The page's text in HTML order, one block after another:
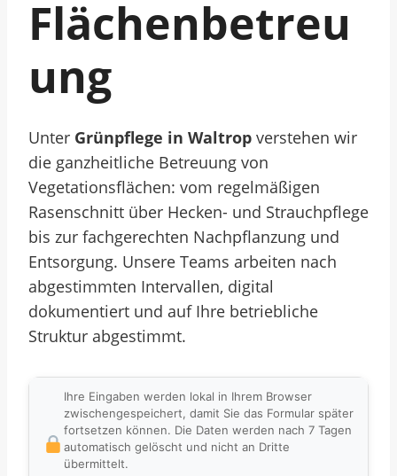
Flächenbetreu
Ung
Unter Grünpflege in Waltrop verstehen wir
die ganzheitliche Betreuung von
Vegetationsflächen: vom regelmäßigen
Rasenschnitt über Hecken- und Strauchpflege
bis zur fachgerechten Nachpflanzung und
Entsorgung. Unsere Teams arbeiten nach
abgestimmten Intervallen, digital
dokumentiert und auf Ihre betriebliche
Struktur abgestimmt.
Ihre Eingaben werden lokal in Ihrem Browser
zwischengespeichert, damit Sie das Formular später
fortsetzen können. Die Daten werden nach 7 Tagen
automatisch gelöscht und nicht an Dritte
übermittelt.